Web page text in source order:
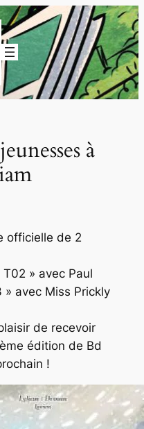
à
officielle de 2
» avec Paul
avec Miss Prickly
de recevoir
édition de Bd
!